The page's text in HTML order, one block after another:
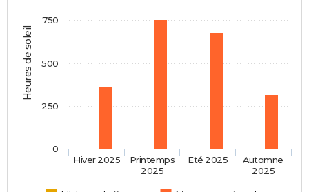
Heures de soleil
Hiver 2025
Printemps
2025
Eté 2025
Automne
2025
0
250
500
750